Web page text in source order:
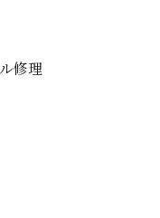
修理